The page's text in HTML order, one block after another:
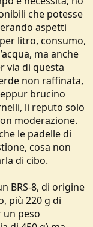
che potesse
aspetti
litro, consumo,
ma anche
via di questa
non raffinata,
brucino
li reputo solo
moderazione.
le padelle di
cosa non
di cibo.
BRS-8, di origine
più 220 g di
un peso